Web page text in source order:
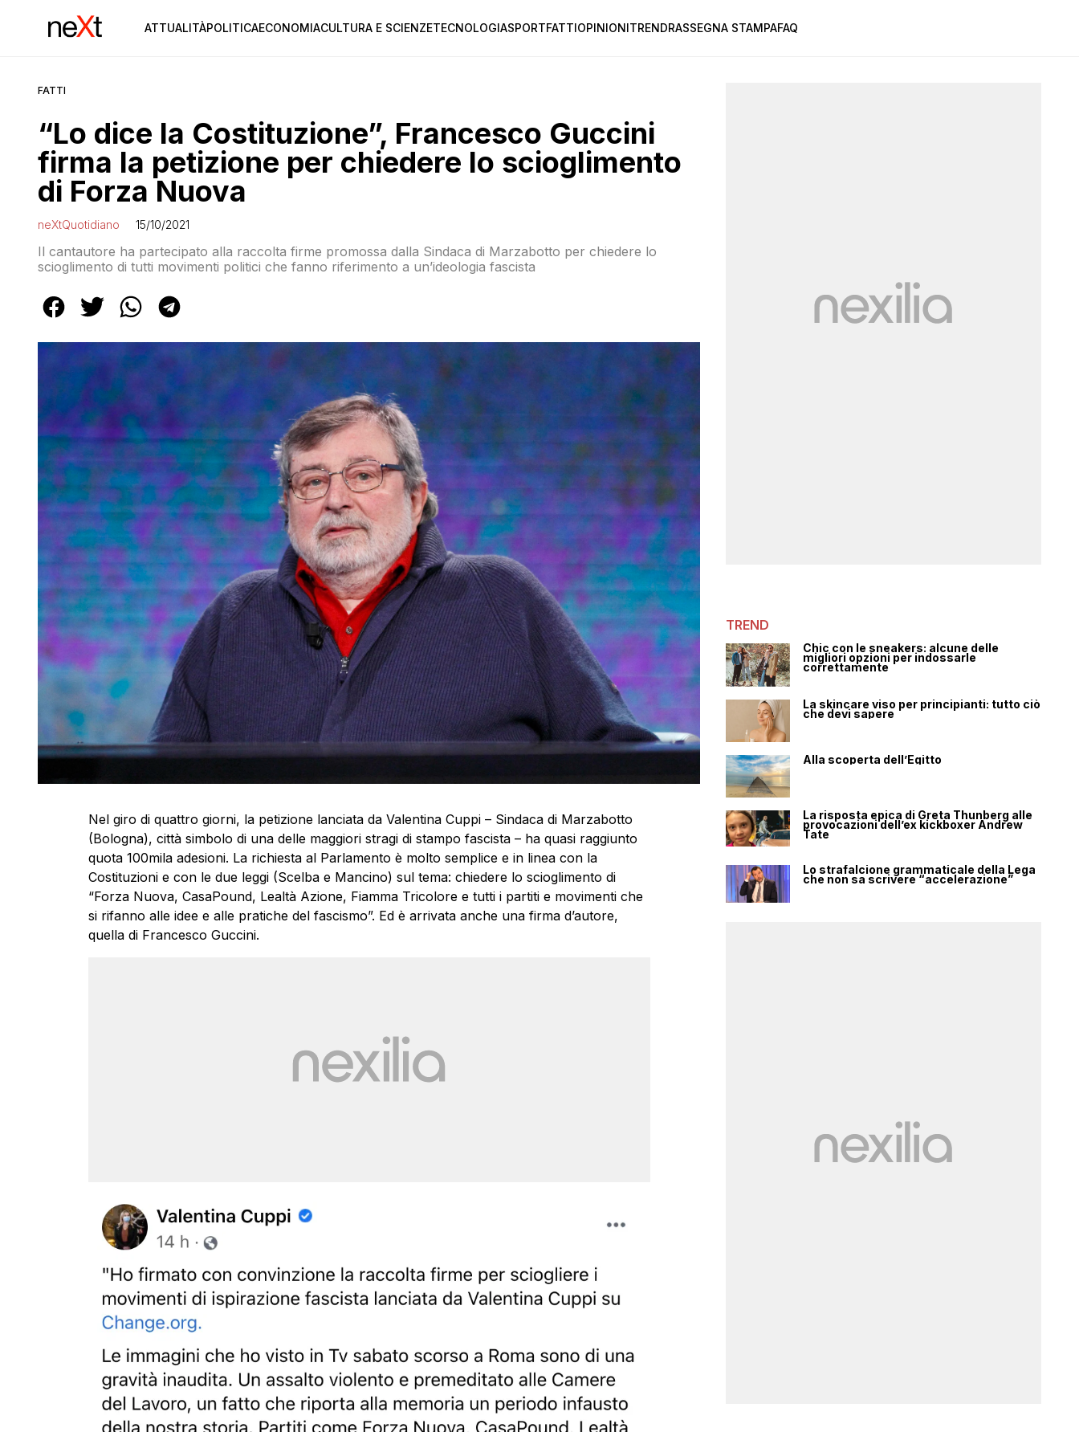
ATTUALITÀPOLITICAECONOMIACULTURA E SCIENZETECNOLOGIASPORTFATTIOPINIONITRENDRASSEGNA STAMPAFAQ
FATTI
“Lo dice la Costituzione”, Francesco Guccini
firma la petizione per chiedere lo scioglimento
di Forza Nuova
neXtQuotidiano 15/10/2021
Il cantautore ha partecipato alla raccolta firme promossa dalla Sindaca di Marzabotto per chiedere lo
scioglimento di tutti movimenti politici che fanno riferimento a un’ideologia fascista
Nel giro di quattro giorni, la petizione lanciata da Valentina Cuppi – Sindaca di Marzabotto
(Bologna), città simbolo di una delle maggiori stragi di stampo fascista – ha quasi raggiunto
quota 100mila adesioni. La richiesta al Parlamento è molto semplice e in linea con la
Costituzioni e con le due leggi (Scelba e Mancino) sul tema: chiedere lo scioglimento di
“Forza Nuova, CasaPound, Lealtà Azione, Fiamma Tricolore e tutti i partiti e movimenti che
si rifanno alle idee e alle pratiche del fascismo”. Ed è arrivata anche una firma d’autore,
quella di Francesco Guccini.
TREND
Chic con le sneakers: alcune delle
migliori opzioni per indossarle
correttamente
La skincare viso per principianti: tutto ciò
che devi sapere
Alla scoperta dell’Egitto
La risposta epica di Greta Thunberg alle
provocazioni dell’ex kickboxer Andrew
Tate
Lo strafalcione grammaticale della Lega
che non sa scrivere “accelerazione”